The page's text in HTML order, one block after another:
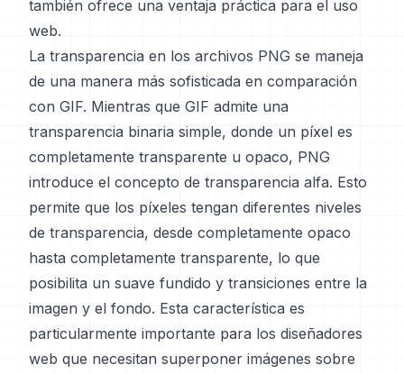
también ofrece una ventaja práctica para el uso
web.
La transparencia en los archivos PNG se maneja
de una manera más sofisticada en comparación
con GIF. Mientras que GIF admite una
transparencia binaria simple, donde un píxel es
completamente transparente u opaco, PNG
introduce el concepto de transparencia alfa. Esto
permite que los píxeles tengan diferentes niveles
de transparencia, desde completamente opaco
hasta completamente transparente, lo que
posibilita un suave fundido y transiciones entre la
imagen y el fondo. Esta característica es
particularmente importante para los diseñadores
web que necesitan superponer imágenes sobre